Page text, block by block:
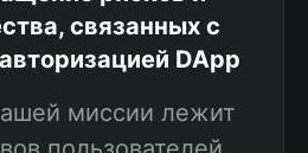
связанных с
DApp
миссии лежит